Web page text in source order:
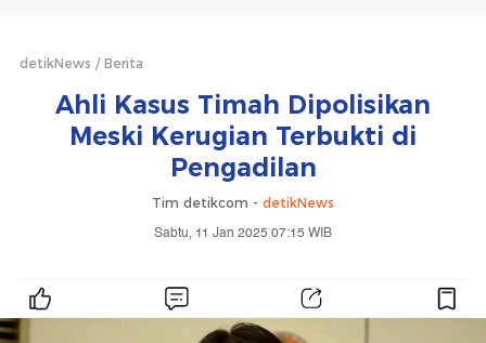
detikNews Berita
Ahli Kasus Timah Dipolisikan
Meski Kerugian Terbukti di
Pengadilan
Tim detikcom - detikNews
Sabtu, 11 Jan 2025 07:15 WIB